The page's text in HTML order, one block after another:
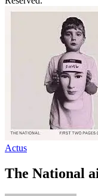
Actus
The National